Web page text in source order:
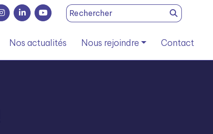
Search
for:
Nos actualités Nous rejoindre Contact